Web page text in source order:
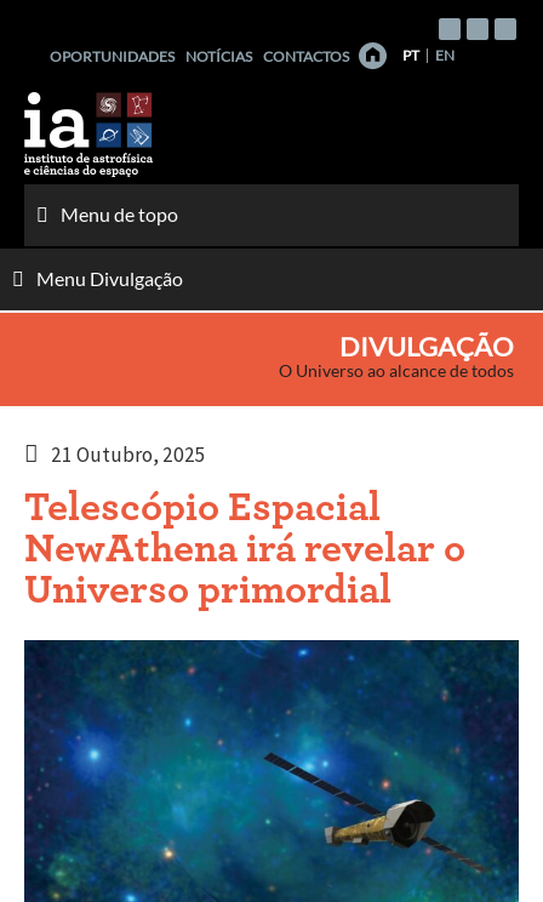
conteúdo
OPORTUNIDADES NOTÍCIAS CONTACTOS PT EN
Menu de topo
Menu Divulgação
DIVULGAÇÃO
O Universo ao alcance de todos
21 Outubro, 2025
Telescópio Espacial
NewAthena irá revelar o
Universo primordial